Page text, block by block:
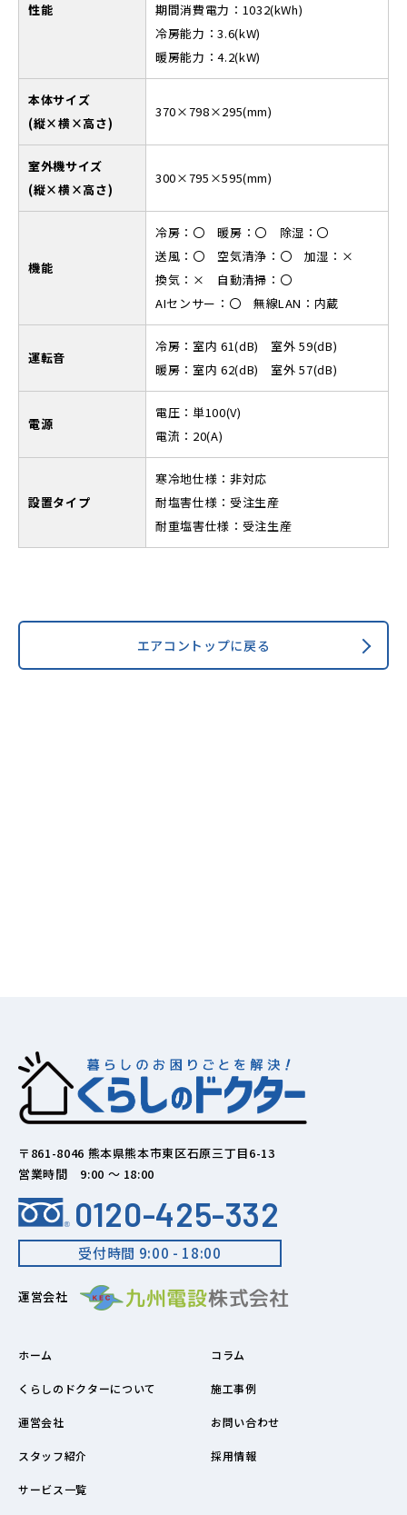
性能
期間消費電力：1032(kWh)
冷房能力：3.6(kW)
暖房能力：4.2(kW)
本体サイズ
(縦×横×高さ)
370×798×295(mm)
室外機サイズ
(縦×横×高さ)
300×795×595(mm)
機能
冷房：〇 暖房：〇 除湿：〇
送風：〇 空気清浄：〇 加湿：×
換気：× 自動清掃：〇
AIセンサー：〇 無線LAN：内蔵
運転音
冷房：室内 61(dB) 室外 59(dB)
暖房：室内 62(dB) 室外 57(dB)
電源
電圧：単100(V)
電流：20(A)
設置タイプ
寒冷地仕様：非対応
耐塩害仕様：受注生産
耐重塩害仕様：受注生産
エアコントップに戻る
〒861-8046 熊本県熊本市東区石原三丁目6-13
営業時間 9:00 ～ 18:00
0120-425-332
受付時間 9:00 - 18:00
運営会社
ホーム
くらしのドクターについて
運営会社
スタッフ紹介
サービス一覧
コラム
施工事例
お問い合わせ
採用情報